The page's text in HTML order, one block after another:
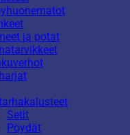
ja potat
Setit
Pöydät